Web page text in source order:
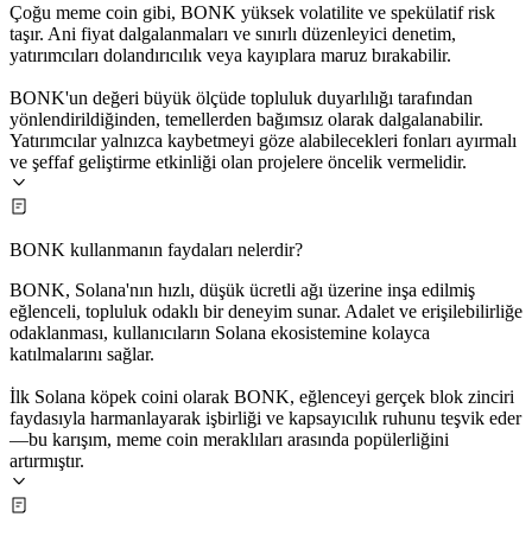
Çoğu meme coin gibi, BONK yüksek volatilite ve spekülatif risk
taşır. Ani fiyat dalgalanmaları ve sınırlı düzenleyici denetim,
yatırımcıları dolandırıcılık veya kayıplara maruz bırakabilir.
BONK'un değeri büyük ölçüde topluluk duyarlılığı tarafından
yönlendirildiğinden, temellerden bağımsız olarak dalgalanabilir.
Yatırımcılar yalnızca kaybetmeyi göze alabilecekleri fonları ayırmalı
ve şeffaf geliştirme etkinliği olan projelere öncelik vermelidir.
BONK kullanmanın faydaları nelerdir?
BONK, Solana'nın hızlı, düşük ücretli ağı üzerine inşa edilmiş
eğlenceli, topluluk odaklı bir deneyim sunar. Adalet ve erişilebilirliğe
odaklanması, kullanıcıların Solana ekosistemine kolayca
katılmalarını sağlar.
İlk Solana köpek coini olarak BONK, eğlenceyi gerçek blok zinciri
faydasıyla harmanlayarak işbirliği ve kapsayıcılık ruhunu teşvik eder
—bu karışım, meme coin meraklıları arasında popülerliğini
artırmıştır.